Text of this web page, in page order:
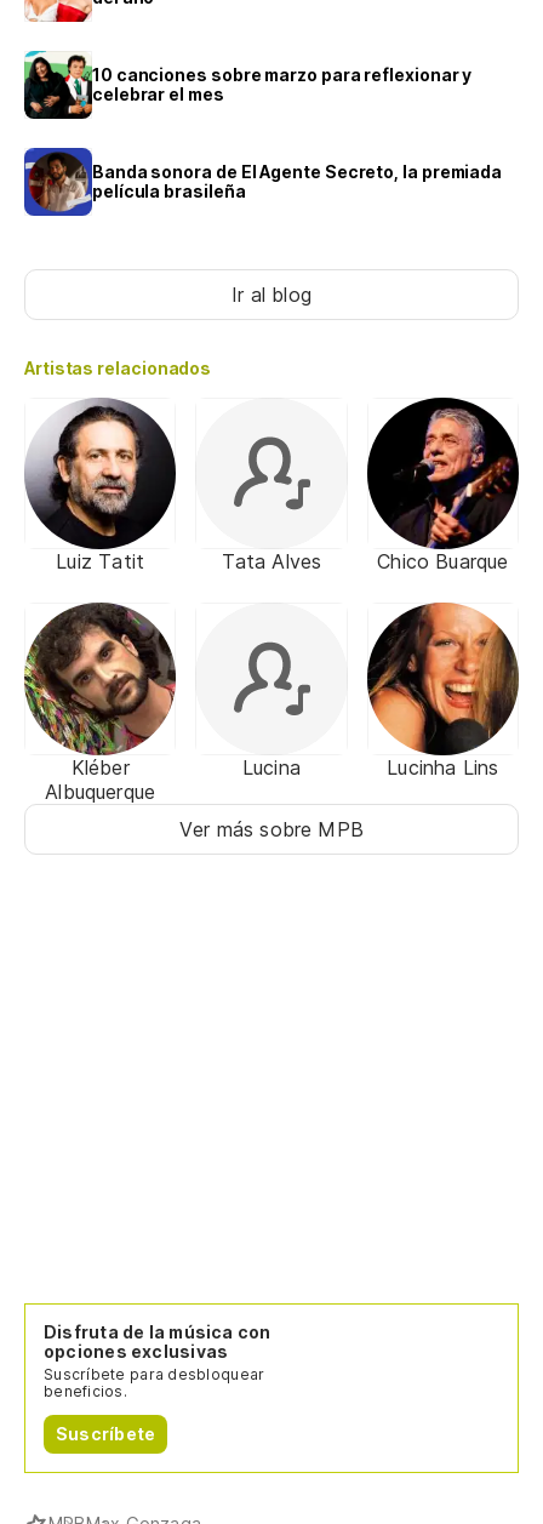
10 canciones sobre marzo para reflexionar y
celebrar el mes
Banda sonora de El Agente Secreto, la premiada
película brasileña
Ir al blog
Artistas relacionados
Luiz Tatit Tata Alves Chico Buarque
Kléber
Albuquerque
Lucina Lucinha Lins
Ver más sobre MPB
Disfruta de la música con
opciones exclusivas
Suscríbete para desbloquear
beneficios.
Suscríbete